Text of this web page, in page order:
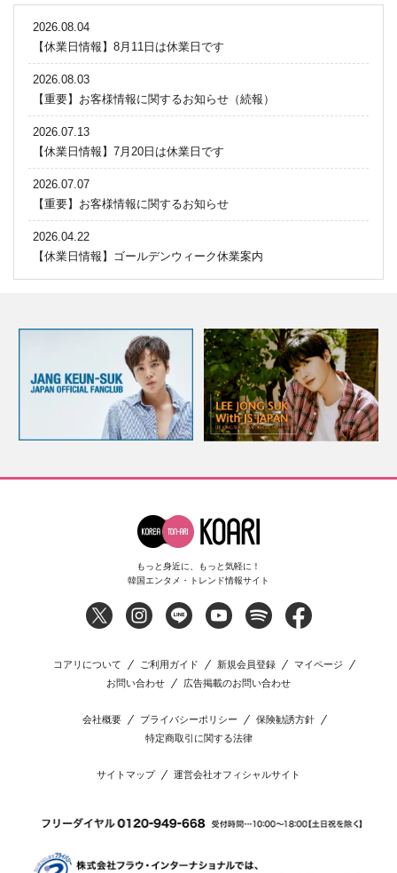
2026.08.04
【休業日情報】8月11日は休業日です
2026.08.03
【重要】お客様情報に関するお知らせ（続報）
2026.07.13
【休業日情報】7月20日は休業日です
2026.07.07
【重要】お客様情報に関するお知らせ
2026.04.22
【休業日情報】ゴールデンウィーク休業案内
もっと身近に、もっと気軽に！
韓国エンタメ・トレンド情報サイト
コアリについて ご利用ガイド 新規会員登録
マイページ
お問い合わせ
広告掲載のお問い合わせ
会社概要 プライバシーポリシー
保険勧誘方針
特定商取引に関する法律
サイトマップ 運営会社オフィシャルサイト